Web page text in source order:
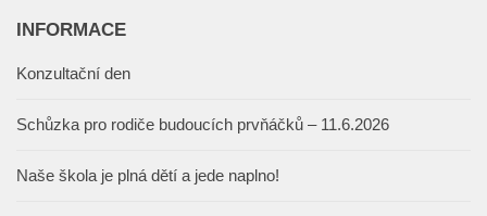
INFORMACE
Konzultační den
Schůzka pro rodiče budoucích prvňáčků – 11.6.2026
Naše škola je plná dětí a jede naplno!